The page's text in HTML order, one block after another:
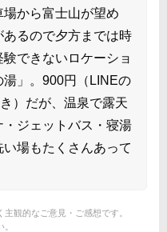
から富士山が望め
るので夕方までは時
できないロケーショ
」。900円（LINEの
）だが、温泉で露天
ジェットバス・寝湯
場もたくさんあって
観的なご意見・ご感想です。